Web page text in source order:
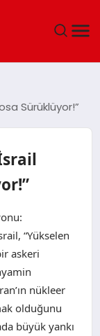
Sürüklüyor!”
“Yükselen
askeri
nükleer
olduğunu
büyük yankı